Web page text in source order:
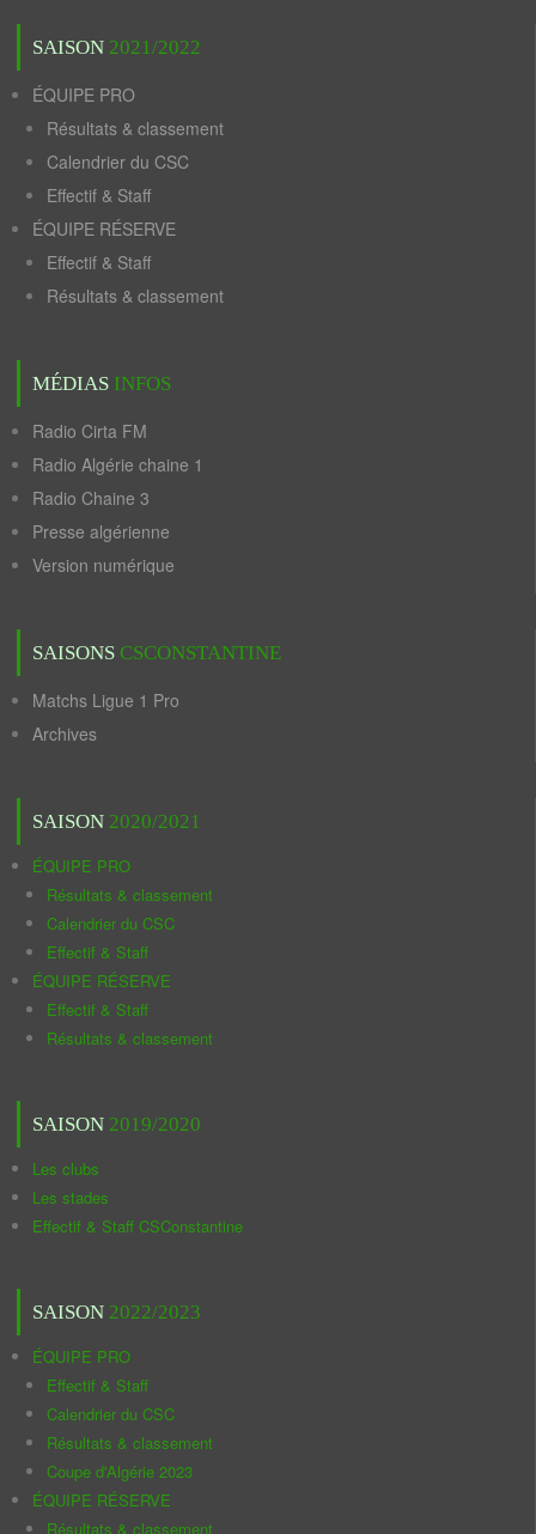
SAISON 2021/2022
ÉQUIPE PRO
Résultats & classement
Calendrier du CSC
Effectif & Staff
ÉQUIPE RÉSERVE
Effectif & Staff
Résultats & classement
MÉDIAS INFOS
Radio Cirta FM
Radio Algérie chaine 1
Radio Chaine 3
Presse algérienne
Version numérique
SAISONS CSCONSTANTINE
Matchs Ligue 1 Pro
Archives
SAISON 2020/2021
ÉQUIPE PRO
Résultats & classement
Calendrier du CSC
Effectif & Staff
ÉQUIPE RÉSERVE
Effectif & Staff
Résultats & classement
SAISON 2019/2020
Les clubs
Les stades
Effectif & Staff CSConstantine
SAISON 2022/2023
ÉQUIPE PRO
Effectif & Staff
Calendrier du CSC
Résultats & classement
Coupe d'Algérie 2023
ÉQUIPE RÉSERVE
Résultats & classement